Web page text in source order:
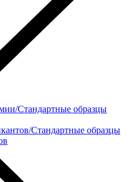
Стандартные образцы
Стандартные образцы